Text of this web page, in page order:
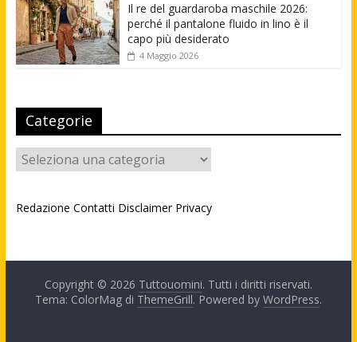
Il re del guardaroba maschile 2026:
perché il pantalone fluido in lino è il
capo più desiderato
4 Maggio 2026
Categorie
Categorie
Redazione Contatti Disclaimer Privacy
Copyright © 2026 Tuttouomini. Tutti i diritti riservati.
Tema: ColorMag di ThemeGrill. Powered by WordPress.